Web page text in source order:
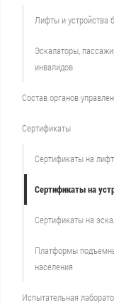
Лифты и устройства
Эскалаторы,
инвалидов
Состав органов
Сертификаты
Сертификаты на
Сертификаты на
Сертификаты на
Платформы
населения
Испытательная